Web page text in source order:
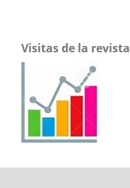
Visitas de la revista